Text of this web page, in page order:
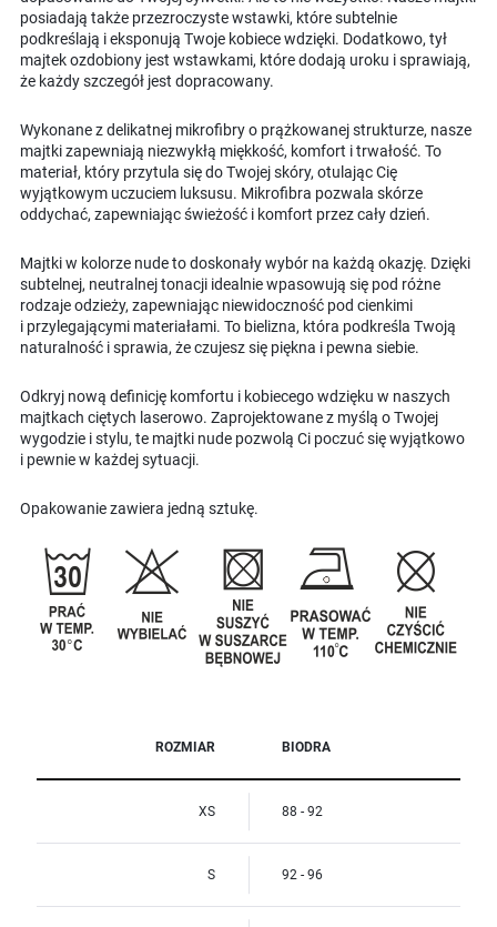
posiadają także przezroczyste wstawki, które subtelnie
podkreślają i eksponują Twoje kobiece wdzięki. Dodatkowo, tył
majtek ozdobiony jest wstawkami, które dodają uroku i sprawiają,
że każdy szczegół jest dopracowany.
Wykonane z delikatnej mikrofibry o prążkowanej strukturze, nasze
majtki zapewniają niezwykłą miękkość, komfort i trwałość. To
materiał, który przytula się do Twojej skóry, otulając Cię
wyjątkowym uczuciem luksusu. Mikrofibra pozwala skórze
oddychać, zapewniając świeżość i komfort przez cały dzień.
Majtki w kolorze nude to doskonały wybór na każdą okazję. Dzięki
subtelnej, neutralnej tonacji idealnie wpasowują się pod różne
rodzaje odzieży, zapewniając niewidoczność pod cienkimi
i przylegającymi materiałami. To bielizna, która podkreśla Twoją
naturalność i sprawia, że czujesz się piękna i pewna siebie.
Odkryj nową definicję komfortu i kobiecego wdzięku w naszych
majtkach ciętych laserowo. Zaprojektowane z myślą o Twojej
wygodzie i stylu, te majtki nude pozwolą Ci poczuć się wyjątkowo
i pewnie w każdej sytuacji.
Opakowanie zawiera jedną sztukę.
ROZMIAR BIODRA
XS 88 - 92
S 92 - 96